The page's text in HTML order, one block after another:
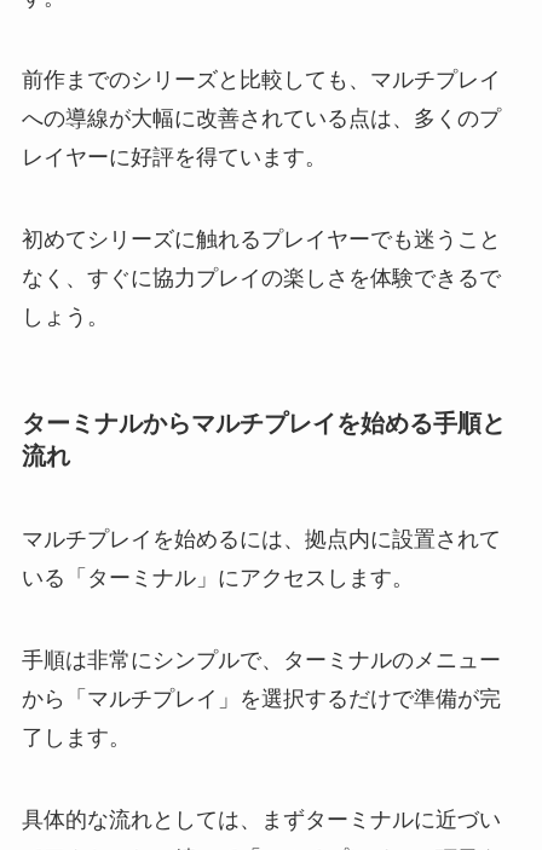
前作までのシリーズと比較しても、マルチプレイ
への導線が大幅に改善されている点は、多くのプ
レイヤーに好評を得ています。
初めてシリーズに触れるプレイヤーでも迷うこと
なく、すぐに協力プレイの楽しさを体験できるで
しょう。
ターミナルからマルチプレイを始める手順と
流れ
マルチプレイを始めるには、拠点内に設置されて
いる「ターミナル」にアクセスします。
手順は非常にシンプルで、ターミナルのメニュー
から「マルチプレイ」を選択するだけで準備が完
了します。
具体的な流れとしては、まずターミナルに近づい